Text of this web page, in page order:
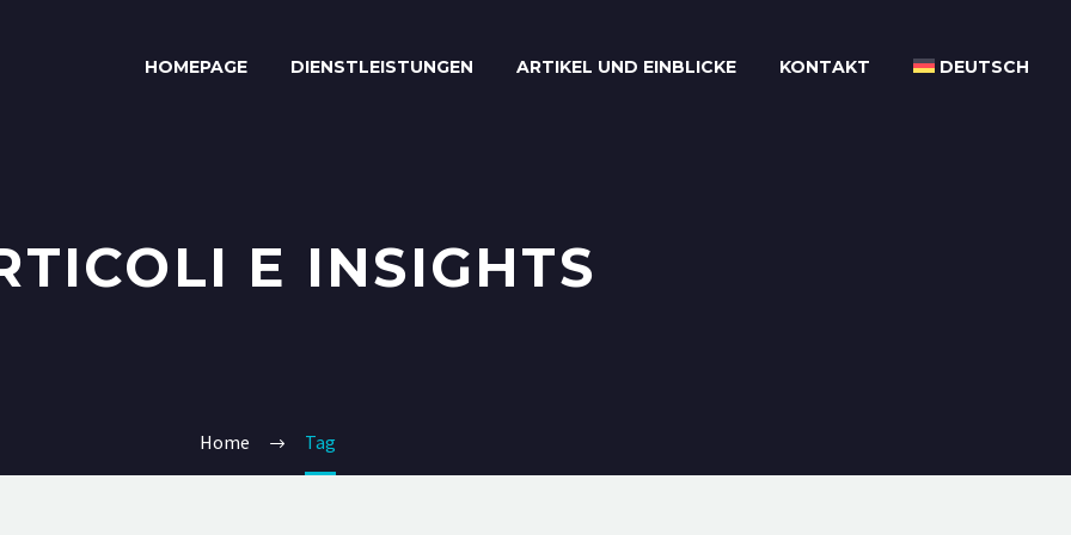
HOMEPAGE DIENSTLEISTUNGEN ARTIKEL UND EINBLICKE KONTAKT DEUTSCH
E INSIGHTS
Home Tag